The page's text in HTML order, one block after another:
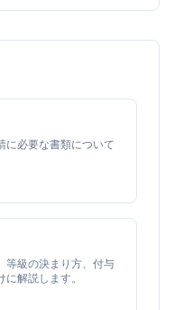
に必要な書類について
等級の決まり方、付与
解説します。